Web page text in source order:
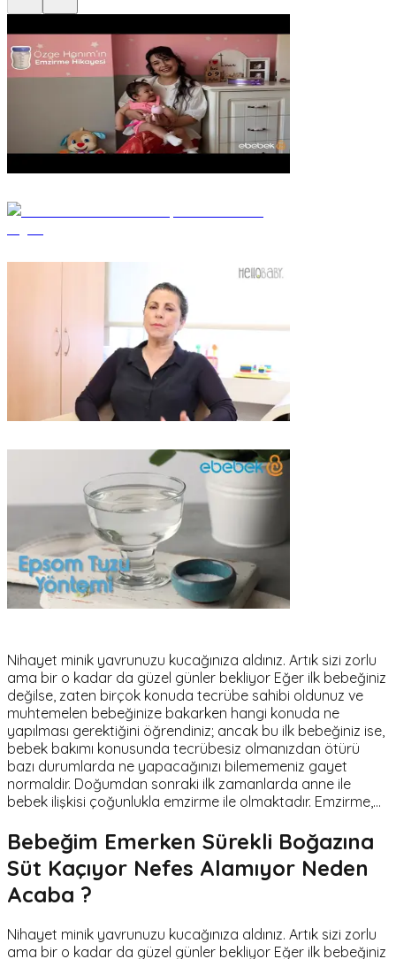
Nihayet minik yavrunuzu kucağınıza aldınız. Artık sizi zorlu
ama bir o kadar da güzel günler bekliyor Eğer ilk bebeğiniz
değilse, zaten birçok konuda tecrübe sahibi oldunuz ve
muhtemelen bebeğinize bakarken hangi konuda ne
yapılması gerektiğini öğrendiniz; ancak bu ilk bebeğiniz ise,
bebek bakımı konusunda tecrübesiz olmanızdan ötürü
bazı durumlarda ne yapacağınızı bilememeniz gayet
normaldir. Doğumdan sonraki ilk zamanlarda anne ile
bebek ilişkisi çoğunlukla emzirme ile olmaktadır. Emzirme,…
Bebeğim Emerken Sürekli Boğazına
Süt Kaçıyor Nefes Alamıyor Neden
Acaba ?
Nihayet minik yavrunuzu kucağınıza aldınız. Artık sizi zorlu
ama bir o kadar da güzel günler bekliyor Eğer ilk bebeğiniz